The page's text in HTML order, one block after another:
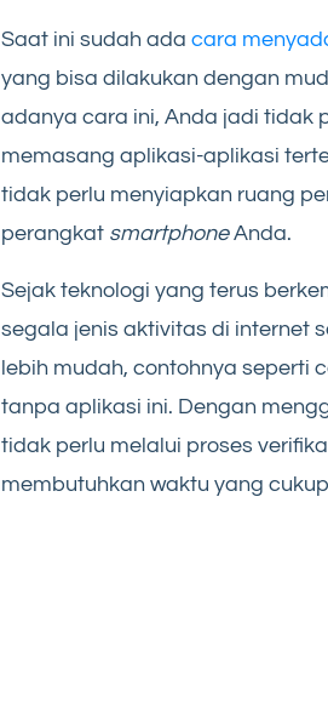
Saat ini sudah ada cara
yang bisa dilakukan dengan
adanya cara ini, Anda jadi tidak
memasang aplikasi-aplikasi
tidak perlu menyiapkan ruang
perangkat smartphoneAnda.
Sejak teknologi yang terus
segala jenis aktivitas di internet
lebih mudah, contohnya seperti
tanpa aplikasi ini. Dengan
tidak perlu melalui proses
membutuhkan waktu yang